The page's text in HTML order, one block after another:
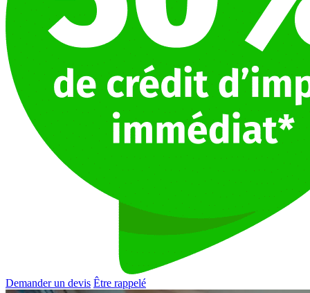
Demander un devis Être rappelé